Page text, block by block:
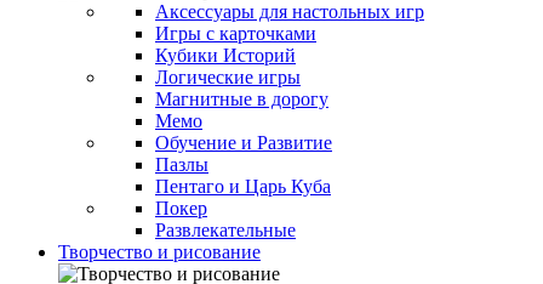
Аксессуары для настольных игр
Игры с карточками
Кубики Историй
Логические игры
Магнитные в дорогу
Мемо
Обучение и Развитие
Пазлы
Пентаго и Царь Куба
Покер
Развлекательные
Творчество и рисование